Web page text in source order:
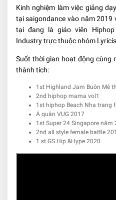
Kinh nghiệm làm việc giảng
tại saigondance vào năm 2019
tại đang là giáo viên
Industry trực thuộc nhóm
Suốt thời gian hoạt động cùng
thành tích:
1st Highland Jam Buôn Mê
2nd hiphop mama vol1
1st hiphop Beach Nha trang
Á quân VUG 2017
1st Super 24 Singapore năm
2nd all style female battle
1 st GS Hip &Hype 2020